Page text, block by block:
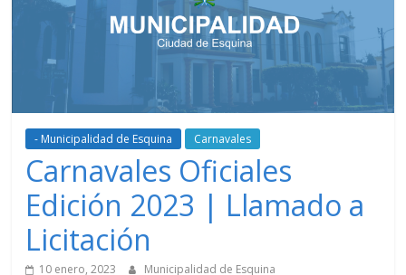
- Municipalidad de Esquina Carnavales
Carnavales Oficiales
Edición 2023 | Llamado a
Licitación
10 enero, 2023 Municipalidad de Esquina